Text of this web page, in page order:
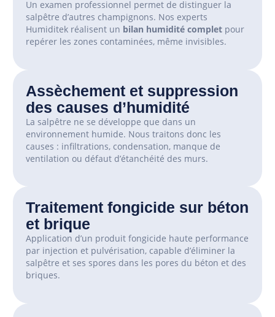
Un examen professionnel permet de distinguer la
salpêtre d’autres champignons. Nos experts
Humiditek réalisent un bilan humidité complet pour
repérer les zones contaminées, même invisibles.
Assèchement et suppression
des causes d’humidité
La salpêtre ne se développe que dans un
environnement humide. Nous traitons donc les
causes : infiltrations, condensation, manque de
ventilation ou défaut d’étanchéité des murs.
Traitement fongicide sur béton
et brique
Application d’un produit fongicide haute performance
par injection et pulvérisation, capable d’éliminer la
salpêtre et ses spores dans les pores du béton et des
briques.